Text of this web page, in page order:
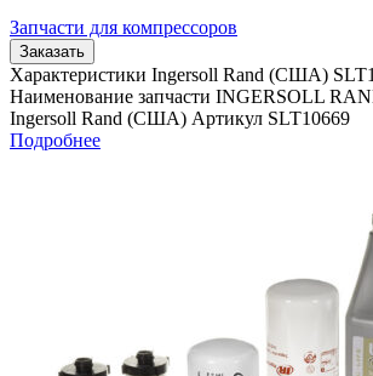
Запчасти для компрессоров
Заказать
Характеристики Ingersoll Rand (США)
Наименование запчасти INGERSOLL
Ingersoll Rand (США) Артикул SLT10669
Подробнее